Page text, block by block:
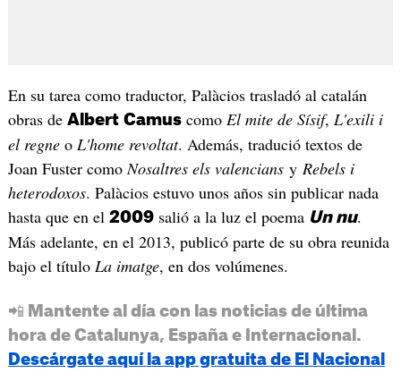
En su tarea como traductor, Palàcios trasladó al catalán
obras de Albert Camuscomo El mite de Sísif, L'exili i
el regneoL'home revoltat. Además, tradució textos de
Joan Fuster como Nosaltres els valenciansy Rebels i
heterodoxos. Palàcios estuvo unos años sin publicar nada
hasta que en el 2009salió a la luz el poema Un nu.
Más adelante, en el 2013, publicó parte de su obra reunida
bajo el título La imatge, en dos volúmenes.
📲 Mantente al día con las noticias de última
hora de Catalunya, España e Internacional.
Descárgate aquí la app gratuita de El Nacional